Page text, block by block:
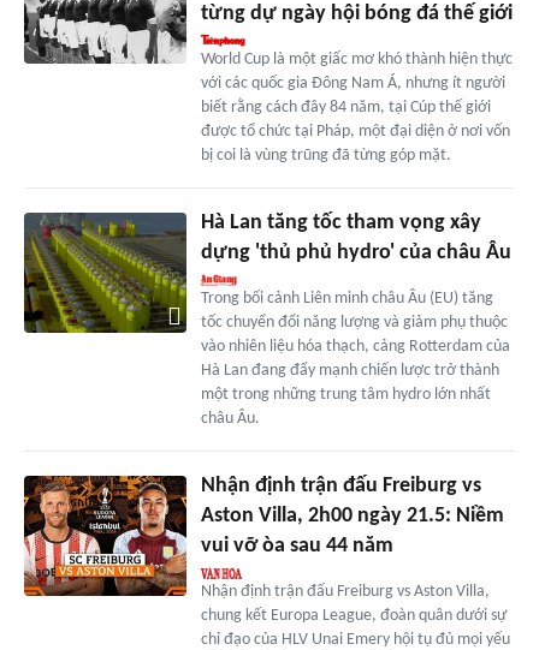
từng dự ngày hội bóng đá thế giới
World Cup là một giấc mơ khó thành hiện thực
với các quốc gia Đông Nam Á, nhưng ít người
biết rằng cách đây 84 năm, tại Cúp thế giới
được tổ chức tại Pháp, một đại diện ở nơi vốn
bị coi là vùng trũng đã từng góp mặt.
Hà Lan tăng tốc tham vọng xây
dựng 'thủ phủ hydro' của châu Âu
Trong bối cảnh Liên minh châu Âu (EU) tăng
tốc chuyển đổi năng lượng và giảm phụ thuộc
vào nhiên liệu hóa thạch, cảng Rotterdam của
Hà Lan đang đẩy mạnh chiến lược trở thành
một trong những trung tâm hydro lớn nhất
châu Âu.
Nhận định trận đấu Freiburg vs
Aston Villa, 2h00 ngày 21.5: Niềm
vui vỡ òa sau 44 năm
Nhận định trận đấu Freiburg vs Aston Villa,
chung kết Europa League, đoàn quân dưới sự
chỉ đạo của HLV Unai Emery hội tụ đủ mọi yếu